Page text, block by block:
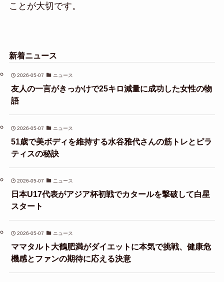
ことが大切です。
新着ニュース
2026-05-07 ニュース
友人の一言がきっかけで25キロ減量に成功した女性の物
語
2026-05-07 ニュース
51歳で美ボディを維持する水谷雅代さんの筋トレとピラ
ティスの秘訣
2026-05-07 ニュース
日本U17代表がアジア杯初戦でカタールを撃破して白星
スタート
2026-05-07 ニュース
ママタルト大鶴肥満がダイエットに本気で挑戦、健康危
機感とファンの期待に応える決意